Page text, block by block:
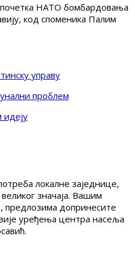
НАТО бомбардовања
код споменика Палим
управу
проблем
локалне заједнице,
значаја. Вашим
предлозима допринесите
уређења центра насеља